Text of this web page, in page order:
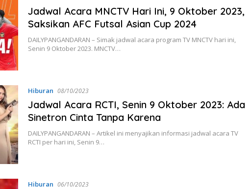
Jadwal Acara MNCTV Hari Ini, 9 Oktober 2023,
Saksikan AFC Futsal Asian Cup 2024
DAILYPANGANDARAN – Simak jadwal acara program TV MNCTV hari ini,
Senin 9 Oktober 2023. MNCTV…
Hiburan 08/10/2023
Jadwal Acara RCTI, Senin 9 Oktober 2023: Ada
Sinetron Cinta Tanpa Karena
DAILYPANGANDARAN – Artikel ini menyajikan informasi jadwal acara TV
RCTI per hari ini, Senin 9…
Hiburan 06/10/2023